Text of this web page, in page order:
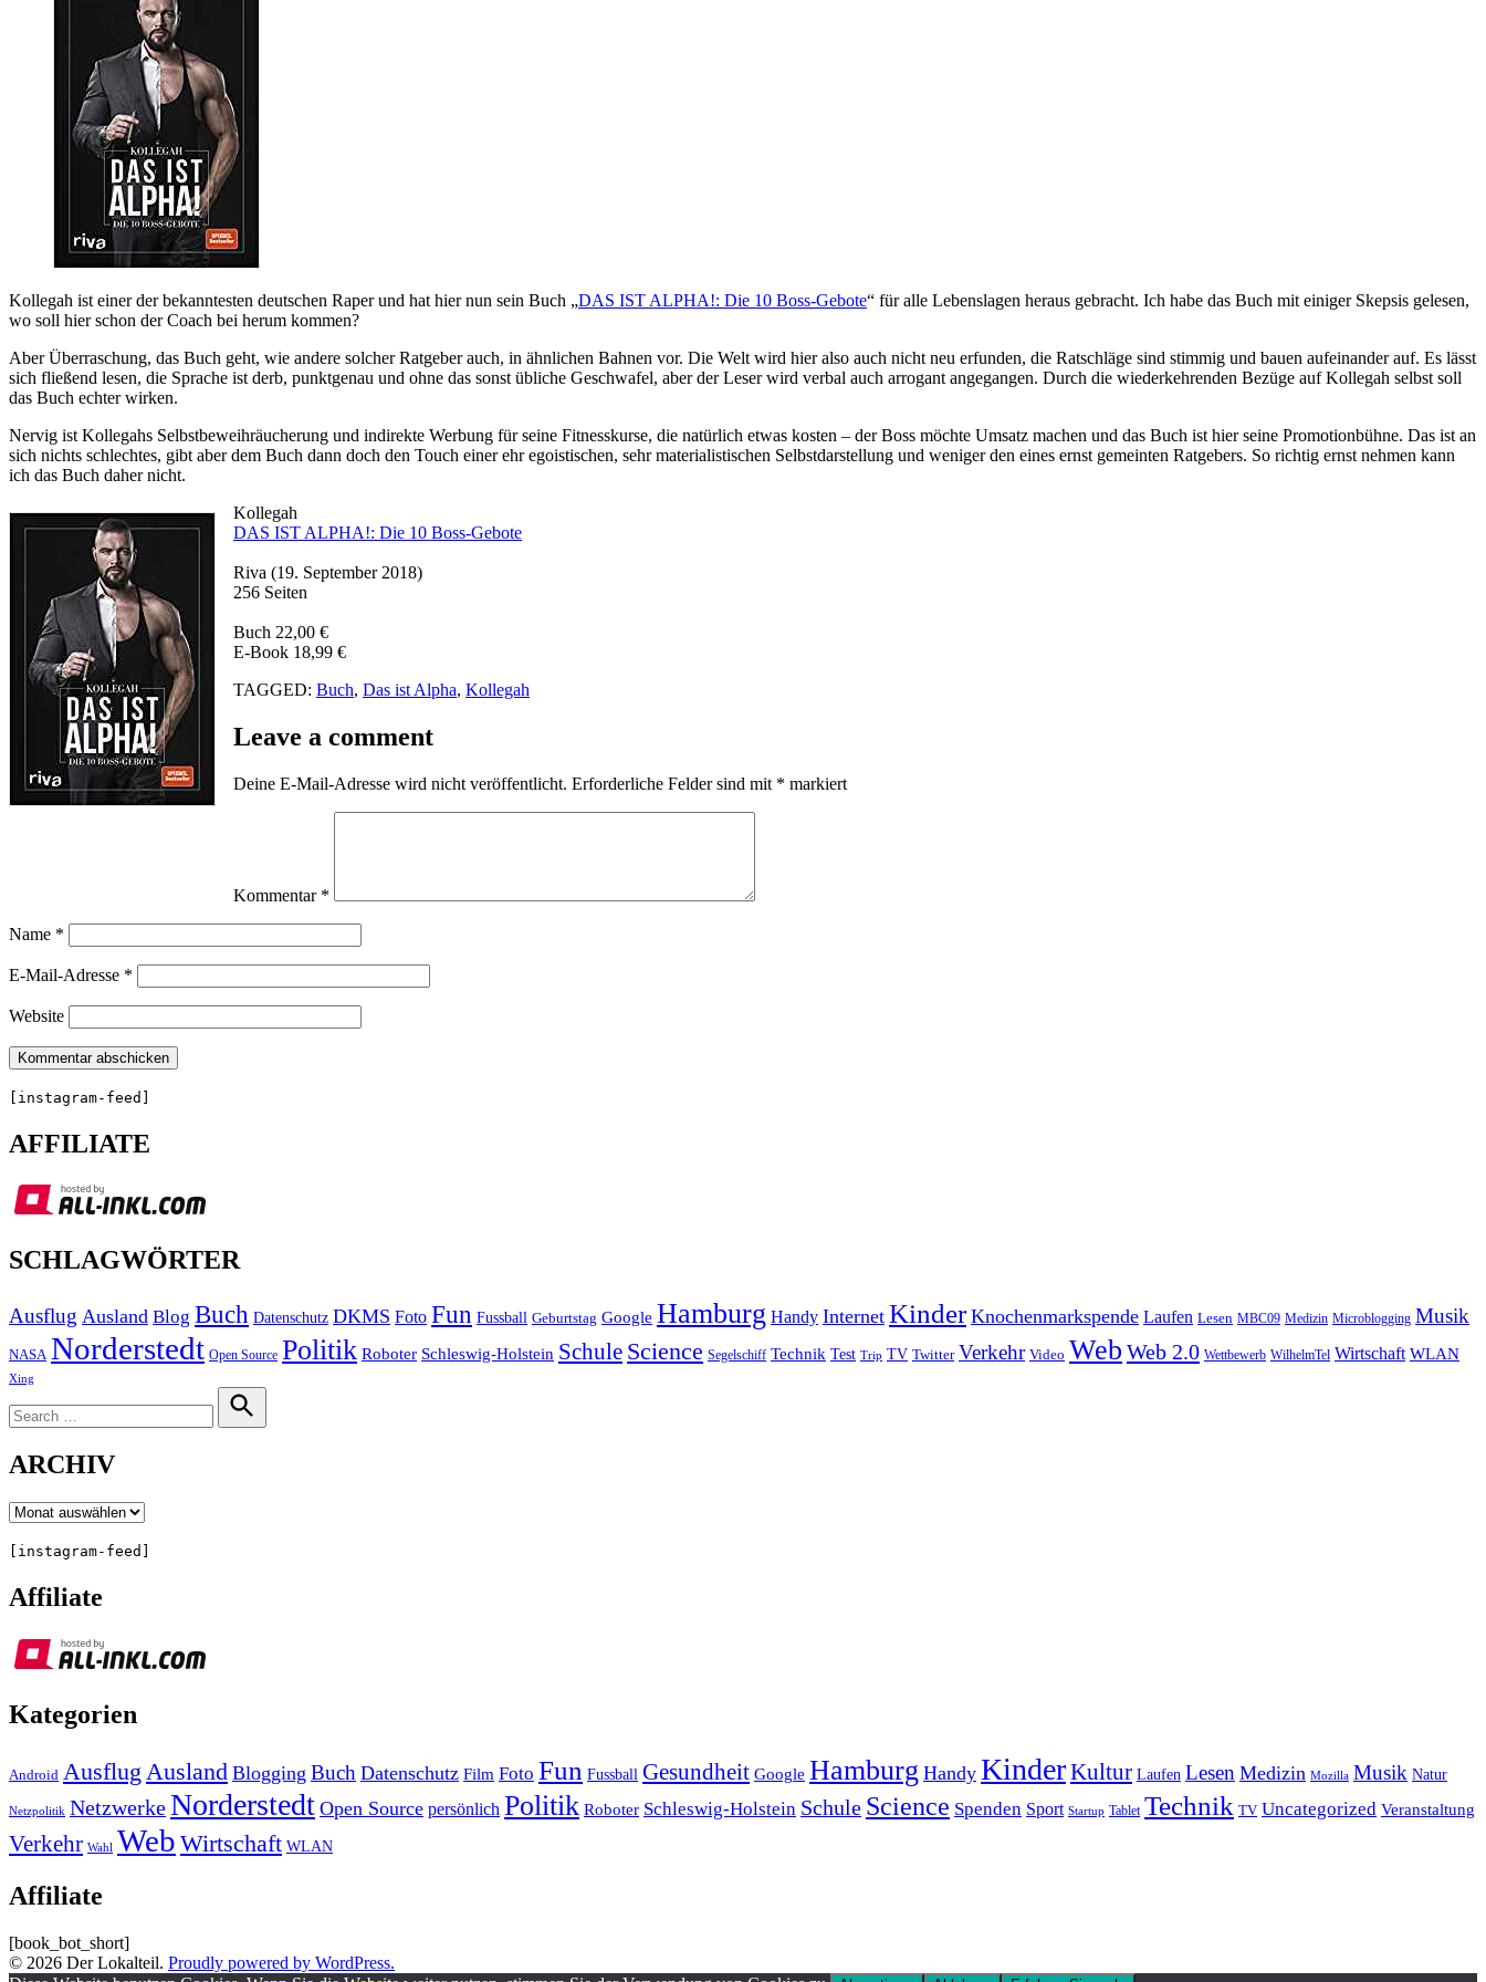
Kollegah ist einer der bekanntesten deutschen Raper und hat hier nun sein Buch „DAS IST ALPHA!: Die 10 Boss-Gebote“ für alle Lebenslagen heraus gebracht. Ich habe das Buch mit einiger Skepsis gelesen,
wo soll hier schon der Coach bei herum kommen?
Aber Überraschung, das Buch geht, wie andere solcher Ratgeber auch, in ähnlichen Bahnen vor. Die Welt wird hier also auch nicht neu erfunden, die Ratschläge sind stimmig und bauen aufeinander auf. Es lässt
sich fließend lesen, die Sprache ist derb, punktgenau und ohne das sonst übliche Geschwafel, aber der Leser wird verbal auch arrogant angegangen. Durch die wiederkehrenden Bezüge auf Kollegah selbst soll
das Buch echter wirken.
Nervig ist Kollegahs Selbstbeweihräucherung und indirekte Werbung für seine Fitnesskurse, die natürlich etwas kosten – der Boss möchte Umsatz machen und das Buch ist hier seine Promotionbühne. Das ist an
sich nichts schlechtes, gibt aber dem Buch dann doch den Touch einer ehr egoistischen, sehr materialistischen Selbstdarstellung und weniger den eines ernst gemeinten Ratgebers. So richtig ernst nehmen kann
ich das Buch daher nicht.
Kollegah
DAS IST ALPHA!: Die 10 Boss-Gebote
Riva (19. September 2018)
256 Seiten
Buch 22,00 €
E-Book 18,99 €
TAGGED: Buch, Das ist Alpha, Kollegah
Leave a comment
Deine E-Mail-Adresse wird nicht veröffentlicht. Erforderliche Felder sind mit * markiert
Kommentar *
Name *
E-Mail-Adresse *
Website
[instagram-feed]
AFFILIATE
SCHLAGWÖRTER
Ausflug Ausland Blog Buch Datenschutz DKMS Foto Fun Fussball Geburtstag Google Hamburg Handy Internet Kinder Knochenmarkspende Laufen Lesen MBC09 Medizin Microblogging Musik
NASA Norderstedt Open Source Politik Roboter Schleswig-Holstein Schule Science Segelschiff Technik Test Trip TV Twitter Verkehr Video Web Web 2.0 Wettbewerb WilhelmTel Wirtschaft WLAN
Xing
for:
Search
ARCHIV
Archiv
[instagram-feed]
Affiliate
Kategorien
Android Ausflug Ausland Blogging Buch Datenschutz Film Foto Fun Fussball Gesundheit Google Hamburg Handy KinderKultur Laufen Lesen Medizin Mozilla Musik Natur
Netzpolitik NetzwerkeNorderstedt Open Source persönlich Politik Roboter Schleswig-Holstein Schule Science Spenden Sport Startup Tablet Technik TV Uncategorized Veranstaltung
Verkehr Wahl Web Wirtschaft WLAN
Affiliate
[book_bot_short]
© 2026 Der Lokalteil. Proudly powered by WordPress.